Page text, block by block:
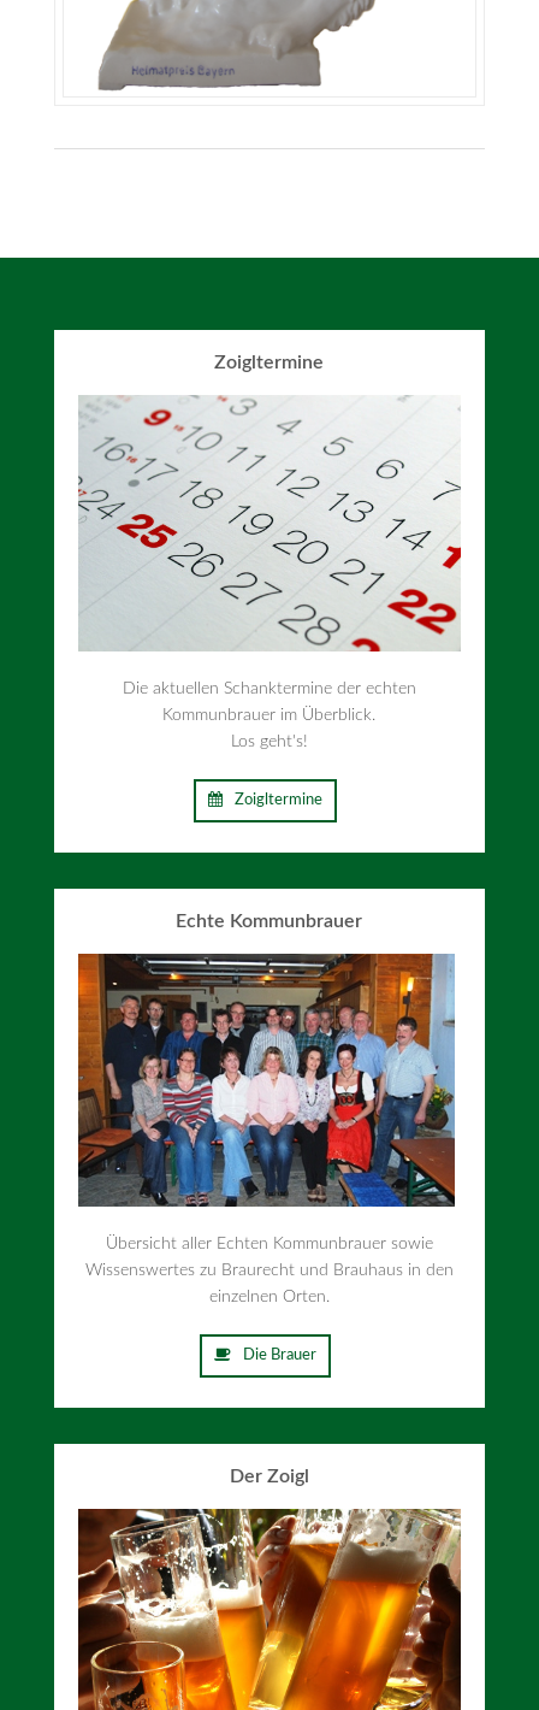
Zoigltermine
Die aktuellen Schanktermine der echten
Kommunbrauer im Überblick.
Los geht's!
Zoigltermine
Echte Kommunbrauer
Übersicht aller Echten Kommunbrauer sowie
Wissenswertes zu Braurecht und Brauhaus in den
einzelnen Orten.
Die Brauer
Der Zoigl